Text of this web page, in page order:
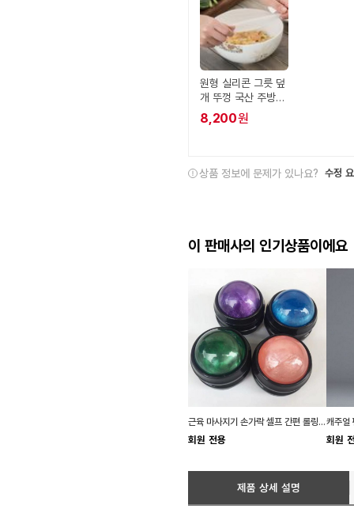
원형 실리콘 그릇 덮
개 뚜껑 국산 주방
신선
8,200원
상품 정보에 문제가 있나요? 수정
이 판매사의 인기상품이에요
근육 마사지기 손가락 셀프 간편 롤링 어깨
회원 전용 회원
제품 상세 설명